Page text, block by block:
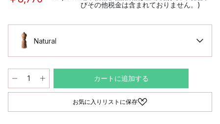
びその他税金は含まれておりません。)
Natural
カートに追加する
お気に入りリストに保存